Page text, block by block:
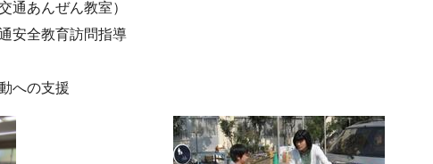
通あんぜん教室）
安全教育訪問指導
への支援